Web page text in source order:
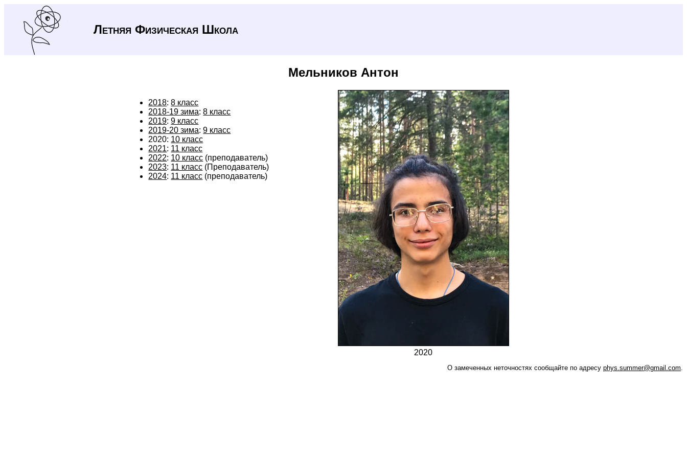
Летняя Физическая Школа
Мельников Антон
2018:8 класс
2018-19 зима:8 класс
2019:9 класс
2019-20 зима:9 класс
2020: 10 класс
2021: 11 класс
2022: 10 класс (преподаватель)
2023: 11 класс (Преподаватель)
2024: 11 класс (преподаватель)
2020
О замеченных неточностях сообщайте по адресу phys.summer@gmail.com